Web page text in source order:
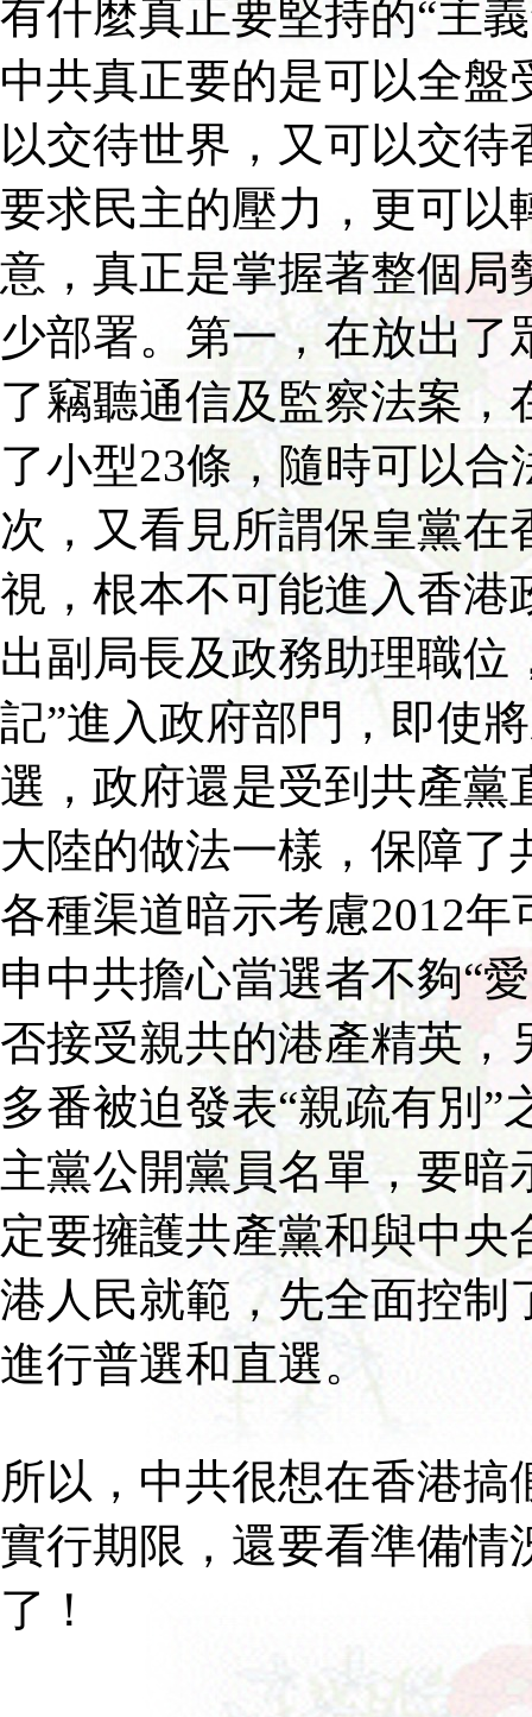
有什麼真正要堅持的“主
中共真正要的是可以全盤
以交待世界，又可以交
要求民主的壓力，更可以
意，真正是掌握著整個局
少部署。第一，在放出
了竊聽通信及監察法案
了小型23條，隨時可以合
次，又看見所謂保皇黨
視，根本不可能進入香港
出副局長及政務助理職位
記”進入政府部門，即使
選，政府還是受到共產黨
大陸的做法一樣，保障
各種渠道暗示考慮2012
申中共擔心當選者不夠“
否接受親共的港產精英，
多番被迫發表“親疏有別
主黨公開黨員名單，要
定要擁護共產黨和與中
港人民就範，先全面控制
進行普選和直選。
所以，中共很想在香港搞
實行期限，還要看準備情
了！